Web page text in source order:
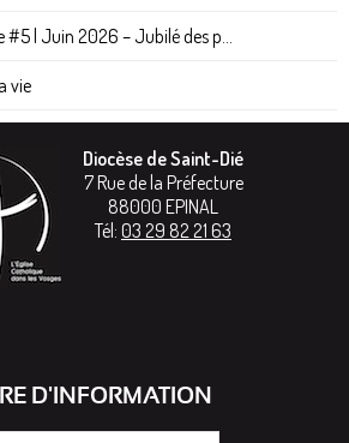
#5 | Juin 2026 – Jubilé des p...
vie
Diocèse de Saint-Dié
7 Rue de la Préfecture
88000 EPINAL
Tél: 03 29 82 21 63
D'INFORMATION